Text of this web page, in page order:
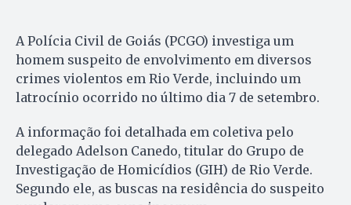
A Polícia Civil de Goiás (PCGO) investiga um
homem suspeito de envolvimento em diversos
crimes violentos em Rio Verde, incluindo um
latrocínio ocorrido no último dia 7 de setembro.
A informação foi detalhada em coletiva pelo
delegado Adelson Canedo, titular do Grupo de
Investigação de Homicídios (GIH) de Rio Verde.
Segundo ele, as buscas na residência do suspeito